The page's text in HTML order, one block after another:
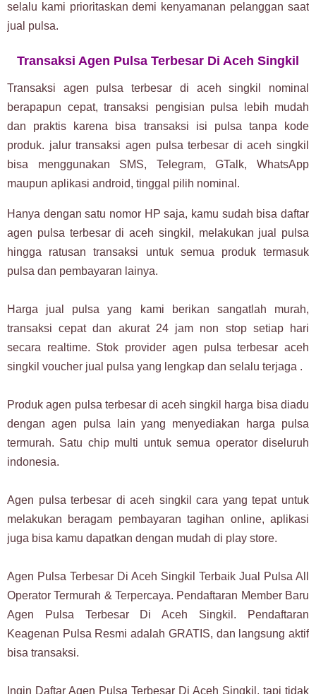
selalu kami prioritaskan demi kenyamanan pelanggan saat
jual pulsa.
Transaksi Agen Pulsa Terbesar Di Aceh Singkil
Transaksi agen pulsa terbesar di aceh singkil nominal
berapapun cepat, transaksi pengisian pulsa lebih mudah
dan praktis karena bisa transaksi isi pulsa tanpa kode
produk. jalur transaksi agen pulsa terbesar di aceh singkil
bisa menggunakan SMS, Telegram, GTalk, WhatsApp
maupun aplikasi android, tinggal pilih nominal.
Hanya dengan satu nomor HP saja, kamu sudah bisa daftar
agen pulsa terbesar di aceh singkil, melakukan jual pulsa
hingga ratusan transaksi untuk semua produk termasuk
pulsa dan pembayaran lainya.
Harga jual pulsa yang kami berikan sangatlah murah,
transaksi cepat dan akurat 24 jam non stop setiap hari
secara realtime. Stok provider agen pulsa terbesar aceh
singkil voucher jual pulsa yang lengkap dan selalu terjaga .
Produk agen pulsa terbesar di aceh singkil harga bisa diadu
dengan agen pulsa lain yang menyediakan harga pulsa
termurah. Satu chip multi untuk semua operator diseluruh
indonesia.
Agen pulsa terbesar di aceh singkil cara yang tepat untuk
melakukan beragam pembayaran tagihan online, aplikasi
juga bisa kamu dapatkan dengan mudah di play store.
Agen Pulsa Terbesar Di Aceh Singkil Terbaik Jual Pulsa All
Operator Termurah & Terpercaya. Pendaftaran Member Baru
Agen Pulsa Terbesar Di Aceh Singkil. Pendaftaran
Keagenan Pulsa Resmi adalah GRATIS, dan langsung aktif
bisa transaksi.
Ingin Daftar Agen Pulsa Terbesar Di Aceh Singkil, tapi tidak